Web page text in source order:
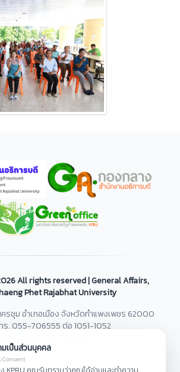
All rights reserved | General Affairs,
Phet Rajabhat University
ครชุม อำเภอเมือง จังหวัดกำแพงเพชร 62000
ร. 055-706555 ต่อ 1051-1052
มเป็นส่วนบุคคล
Consent